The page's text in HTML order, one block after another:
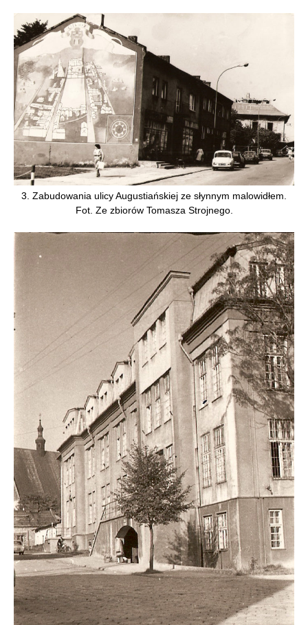
3. Zabudowania ulicy Augustiańskiej ze słynnym malowidłem.
Fot. Ze zbiorów Tomasza Strojnego.